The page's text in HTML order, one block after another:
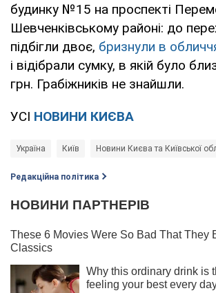
будинку №15 на проспекті
Шевченківському районі: до
підбігли двоє, бризнули в
і відібрали сумку, в якій було
грн. Грабіжників не знайшли.
УСІ НОВИНИ КИЄВА
Україна Київ Новини Києва та Київської
Редакційна політика